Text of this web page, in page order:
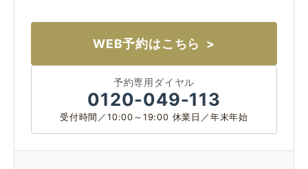
WEB予約はこちら
予約専用ダイヤル
0120-049-113
受付時間／10:00～19:00 休業日／年末年始